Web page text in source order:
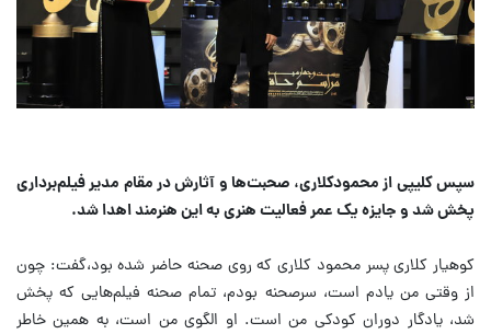
سپس کلیپی از محمودکلاری، صحبت‌ها و آثارش در مقام مدیر فیلم‌برداری
پخش شد و جایزه یک عمر فعالیت هنری به این هنرمند اهدا شد.
کوهیار کلاری پسر محمود کلاری که روی صحنه حاضر شده بود،گفت: چون
از وقتی من یادم است، سرصحنه بودم، تمام صحنه فیلم‌هایی که پخش
شد، یادگار دوران کودکی من است. او الگوی من است، به همین خاطر